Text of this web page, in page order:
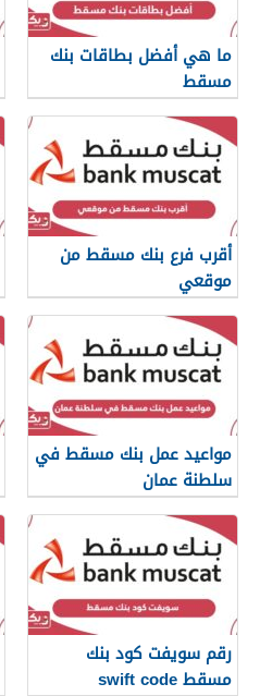
ما هي أفضل بطاقات بنك
مسقط
أقرب فرع بنك مسقط من
موقعي
مواعيد عمل بنك مسقط في
سلطنة عمان
رقم سويفت كود بنك
مسقط swift code